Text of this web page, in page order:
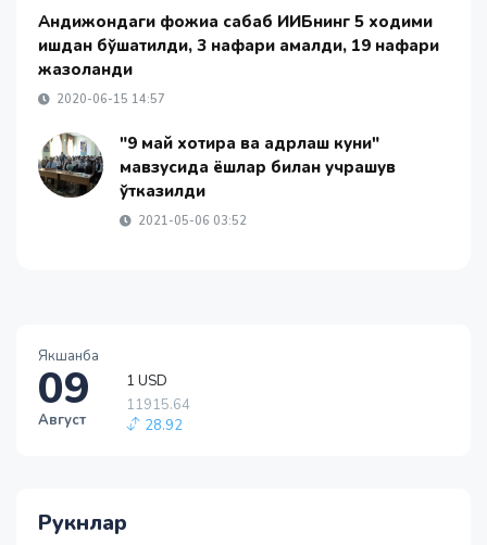
Якшанба
09
Август
1 USD
11915.64
28.92
Рукнлар
Андижондаги фожиа сабаб ИИБнинг 5 ходими
ишдан бўшатилди, 3 нафари қамалди, 19 нафари
жазоланди
2020-06-15 14:57
"9 май хотира ва қадрлаш куни"
мавзусида ёшлар билан учрашув
ўтказилди
2021-05-06 03:52